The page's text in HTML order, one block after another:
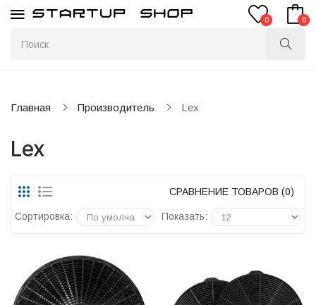
0 0
Главная Производитель Lex
Lex
СРАВНЕНИЕ ТОВАРОВ (0)
Сортировка: Показать: